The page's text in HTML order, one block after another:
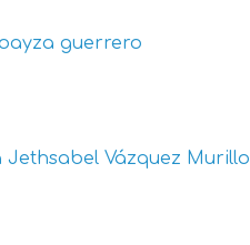
guerrero
Jethsabel Vázquez Murillo